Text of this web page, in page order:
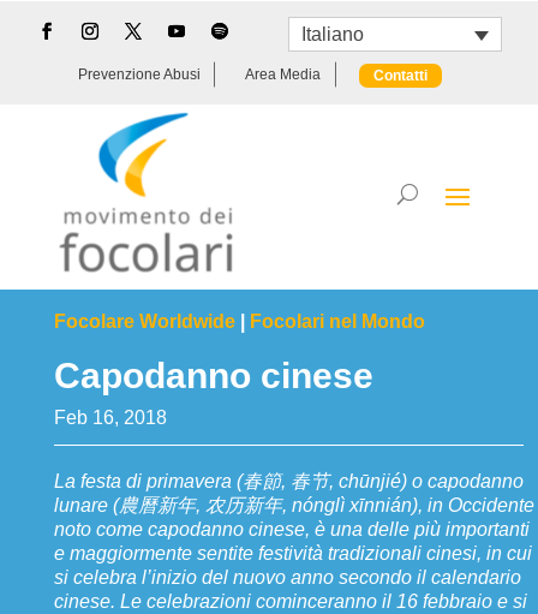
Italiano
Prevenzione Abusi Area Media Contatti
Focolare Worldwide| Focolari nel Mondo
Capodanno cinese
Feb 16, 2018
La festa di primavera (春節, 春节, chūnjié) o capodanno
lunare (農曆新年, 农历新年, nónglì xīnnián), in Occidente
noto come capodanno cinese, è una delle più importanti
e maggiormente sentite festività tradizionali cinesi, in cui
si celebra l’inizio del nuovo anno secondo il calendario
cinese. Le celebrazioni cominceranno il 16 febbraio e si